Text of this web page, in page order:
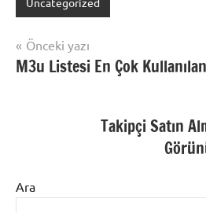
Yazı
gezinmesi
Önceki yazı
M3u Listesi En Çok
Takipçi Satın
Ara